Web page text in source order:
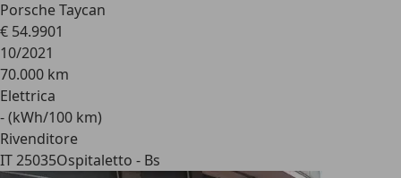
Porsche Taycan
€ 54.9901
10/2021
70.000 km
Elettrica
- (kWh/100 km)
Rivenditore
IT 25035Ospitaletto - Bs